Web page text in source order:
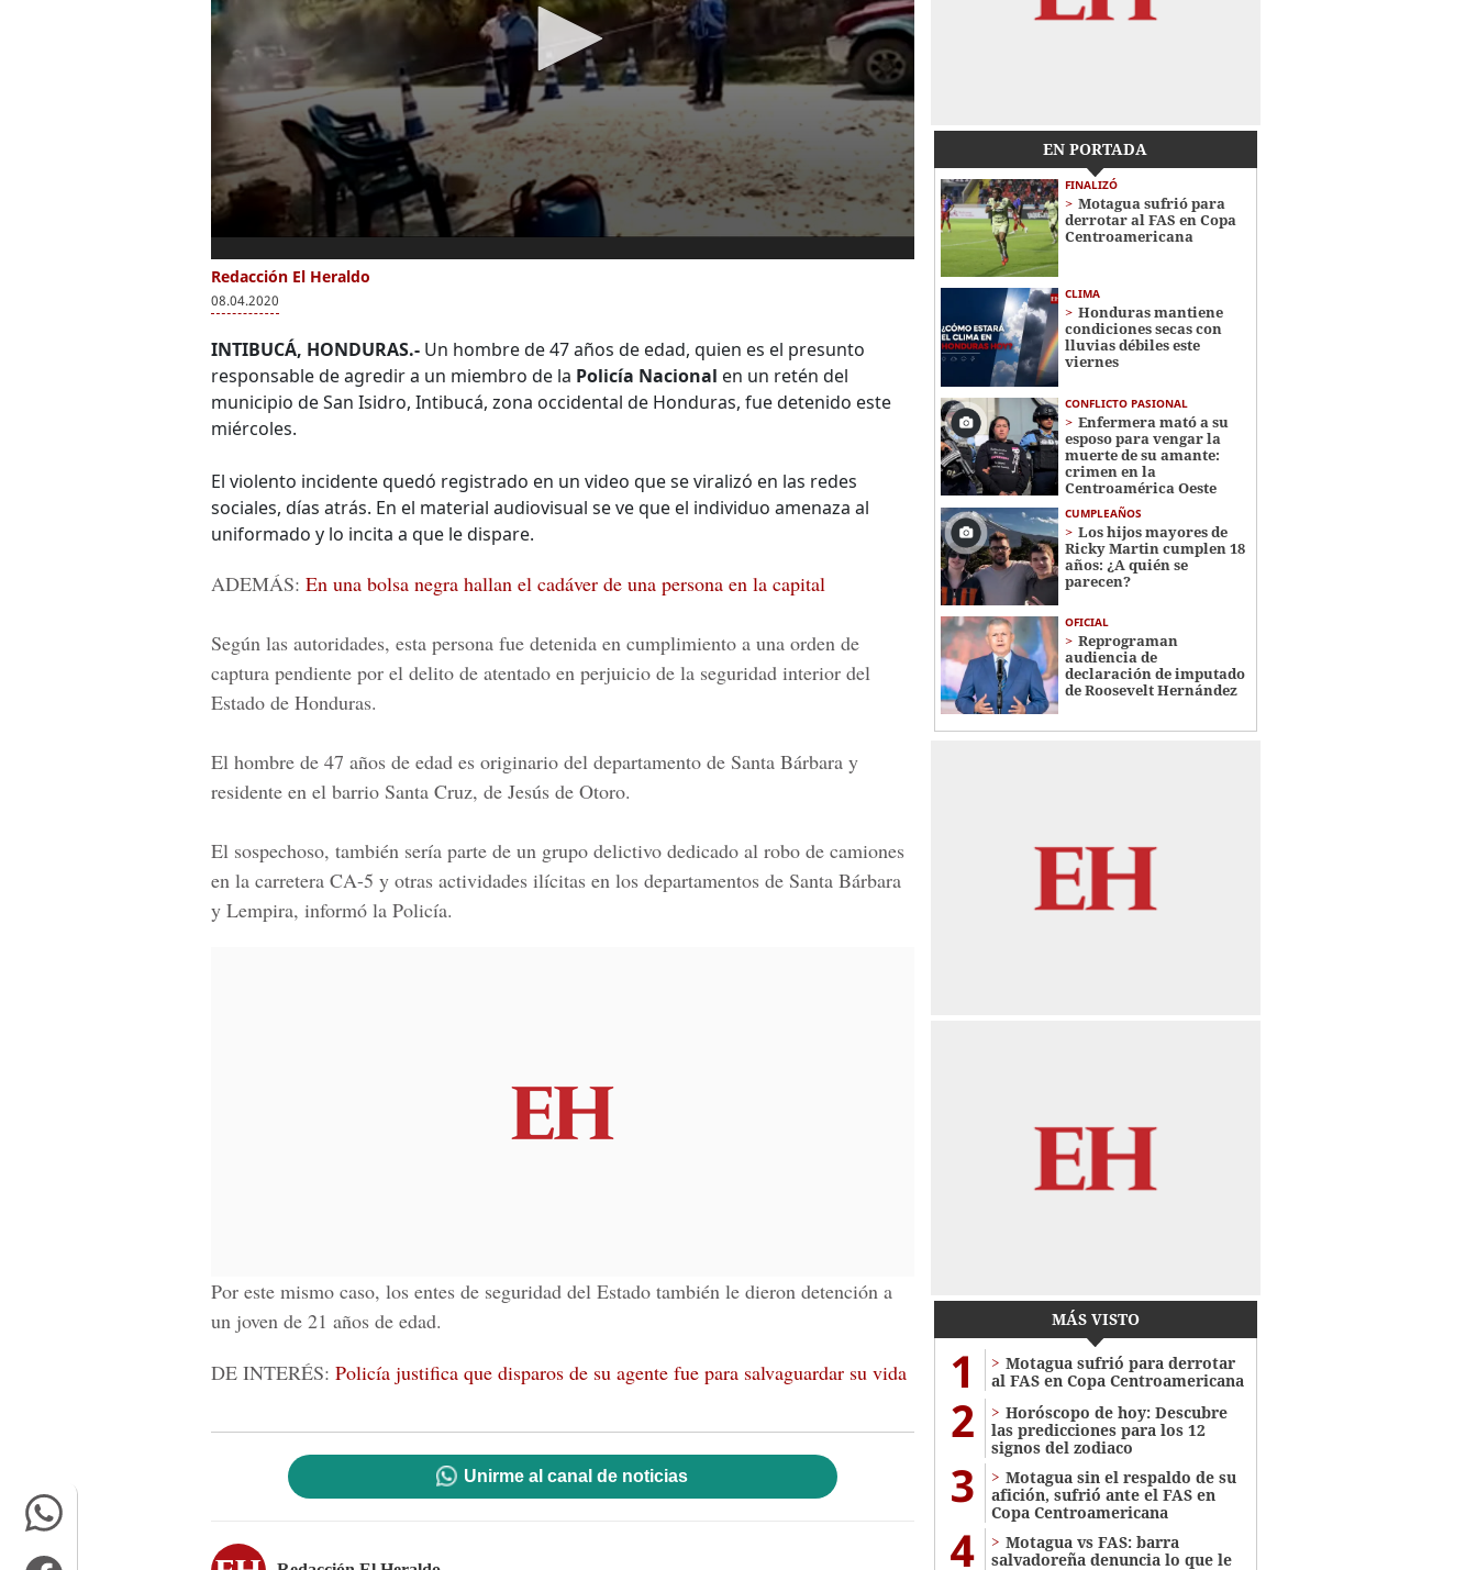
Redacción El Heraldo
08.04.2020
INTIBUCÁ, HONDURAS.- Un hombre de 47 años de edad, quien es el presunto
responsable de agredir a un miembro de la Policía Nacional en un retén del
municipio de San Isidro, Intibucá, zona occidental de Honduras, fue detenido este
miércoles.
El violento incidente quedó registrado en un video que se viralizó en las redes
sociales, días atrás. En el material audiovisual se ve que el individuo amenaza al
uniformado y lo incita a que le dispare.
ADEMÁS: En una bolsa negra hallan el cadáver de una persona en la capital
Según las autoridades, esta persona fue detenida en cumplimiento a una orden de
captura pendiente por el delito de atentado en perjuicio de la seguridad interior del
Estado de Honduras.
El hombre de 47 años de edad es originario del departamento de Santa Bárbara y
residente en el barrio Santa Cruz, de Jesús de Otoro.
El sospechoso, también sería parte de un grupo delictivo dedicado al robo de camiones
en la carretera CA-5 y otras actividades ilícitas en los departamentos de Santa Bárbara
y Lempira, informó la Policía.
Por este mismo caso, los entes de seguridad del Estado también le dieron detención a
un joven de 21 años de edad.
DE INTERÉS: Policía justifica que disparos de su agente fue para salvaguardar su vida
Unirme al canal de noticias
EN PORTADA
FINALIZÓ
Motagua sufrió para
derrotar al FAS en Copa
Centroamericana
CLIMA
Honduras mantiene
condiciones secas con
lluvias débiles este
viernes
CONFLICTO PASIONAL
Enfermera mató a su
esposo para vengar la
muerte de su amante:
crimen en la
Centroamérica Oeste
CUMPLEAÑOS
Los hijos mayores de
Ricky Martin cumplen 18
años: ¿A quién se
parecen?
OFICIAL
Reprograman
audiencia de
declaración de imputado
de Roosevelt Hernández
MÁS VISTO
1
Motagua sufrió para derrotar
al FAS en Copa Centroamericana
2
Horóscopo de hoy: Descubre
las predicciones para los 12
signos del zodiaco
3
Motagua sin el respaldo de su
afición, sufrió ante el FAS en
Copa Centroamericana
4
Motagua vs FAS: barra
salvadoreña denuncia lo que le